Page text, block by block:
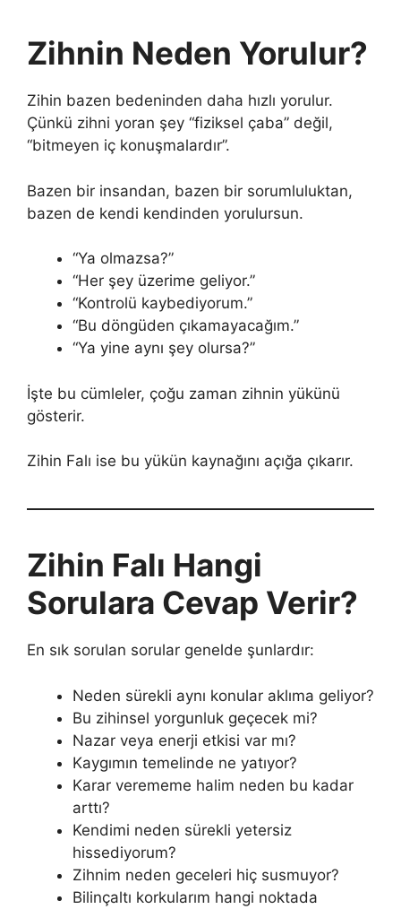
Zihnin Neden Yorulur?
Zihin bazen bedeninden daha hızlı yorulur.
Çünkü zihni yoran şey “fiziksel çaba” değil,
“bitmeyen iç konuşmalardır”.
Bazen bir insandan, bazen bir sorumluluktan,
bazen de kendi kendinden yorulursun.
“Ya olmazsa?”
“Her şey üzerime geliyor.”
“Kontrolü kaybediyorum.”
“Bu döngüden çıkamayacağım.”
“Ya yine aynı şey olursa?”
İşte bu cümleler, çoğu zaman zihnin yükünü
gösterir.
Zihin Falı ise bu yükün kaynağını açığa çıkarır.
Zihin Falı Hangi
Sorulara Cevap Verir?
En sık sorulan sorular genelde şunlardır:
Neden sürekli aynı konular aklıma geliyor?
Bu zihinsel yorgunluk geçecek mi?
Nazar veya enerji etkisi var mı?
Kaygımın temelinde ne yatıyor?
Karar verememe halim neden bu kadar
arttı?
Kendimi neden sürekli yetersiz
hissediyorum?
Zihnim neden geceleri hiç susmuyor?
Bilinçaltı korkularım hangi noktada